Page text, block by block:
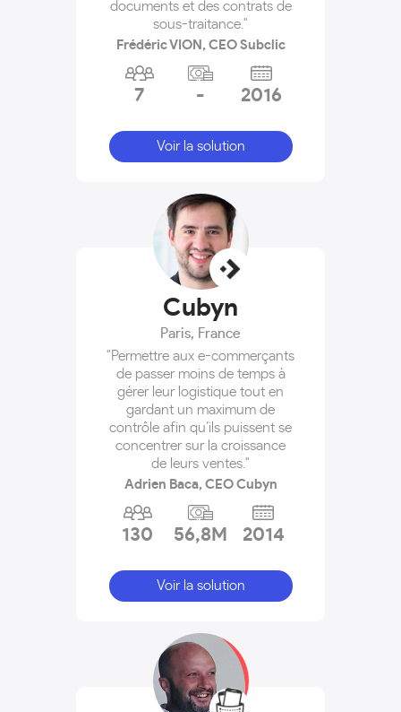
documents et des contrats de
sous-traitance."
Frédéric VION, CEO Subclic
7 - 2016
Voir la solution
Cubyn
Paris, France
"Permettre aux e-commerçants
de passer moins de temps à
gérer leur logistique tout en
gardant un maximum de
contrôle afin qu’ils puissent se
concentrer sur la croissance
de leurs ventes."
Adrien Baca, CEO Cubyn
130 56,8M 2014
Voir la solution